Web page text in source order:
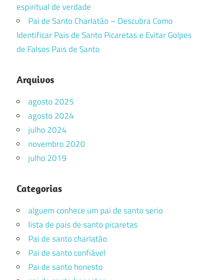
espiritual de verdade
Pai de Santo Charlatão – Descubra Como
Identificar Pais de Santo Picaretas e Evitar Golpes
de Falsos Pais de Santo
Arquivos
agosto 2025
agosto 2024
julho 2024
novembro 2020
julho 2019
Categorias
alguem conhece um pai de santo serio
lista de pais de santo picaretas
Pai de santo charlatão
Pai de santo confiável
Pai de santo honesto